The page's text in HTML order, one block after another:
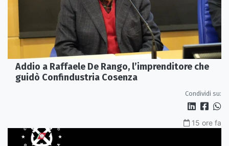
Addio a Raffaele De Rango, l’imprenditore che
guidò Confindustria Cosenza
Condividi su:
15 ore fa